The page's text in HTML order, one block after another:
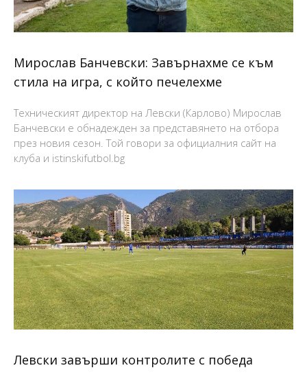
Мирослав Банчевски: Завърнахме се към
стила на игра, с който печелехме
Техническият директор на Левски (Карлово) Мирослав
Банчевски е обнадежден за представянето на отбора
през новия сезон. Той говори за официалния сайт на
клуба и istinskifutbol.bg
Левски завърши контролите с победа